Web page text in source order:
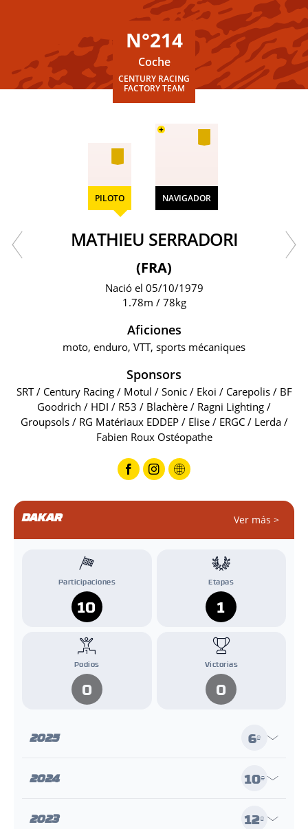
N°214
Coche
CENTURY RACING
FACTORY TEAM
PILOTO NAVIGADOR
+
MATHIEU SERRADORI
(FRA)
Nació el 05/10/1979
1.78m / 78kg
Aficiones
moto, enduro, VTT, sports mécaniques
Sponsors
SRT / Century Racing / Motul / Sonic / Ekoi / Carepolis / BF
Goodrich / HDI / R53 / Blachère / Ragni Lighting /
Groupsols / RG Matériaux EDDEP / Elise / ERGC / Lerda /
Fabien Roux Ostéopathe
DAKAR Ver más >
Participaciones
10
Etapas
1
Podios
0
Victorias
0
2025 6e
2024 10e
2023 12e